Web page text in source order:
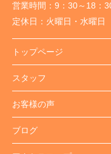
営業時間： 9：30～18：
定休日： 火曜日・水曜日
トップページ
スタッフ
お客様の声
ブログ